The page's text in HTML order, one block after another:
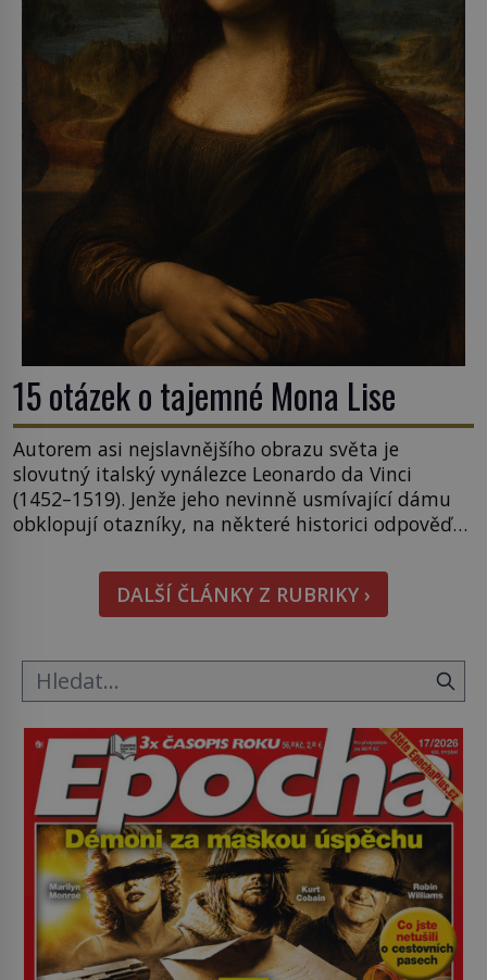
15 otázek o tajemné Mona Lise
Autorem asi nejslavnějšího obrazu světa je
slovutný italský vynálezce Leonardo da Vinci
(1452–1519). Jenže jeho nevinně usmívající dámu
obklopují otazníky, na některé historici odpověď
pověsil Napoleon? Samotný císař Napoleon
Bonaparte (1769–1821) má pro malbu slabost, a
tak si ji ještě jako první konzul přemístí do své
DALŠÍ ČLÁNKY Z RUBRIKY ›